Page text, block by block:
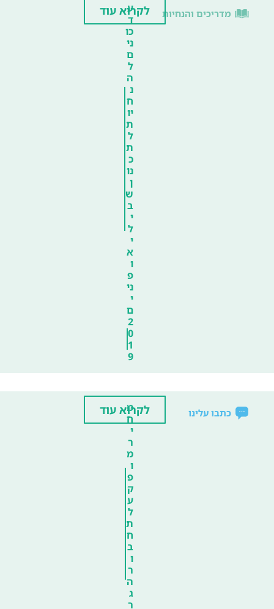
מדריכים והנחיות
ע
ד
כו
ני
ם
ל
ה
נ
ח
יו
ת
ל
ת
כ
נו
ן
ש
ב
י
ל
י
א
ו
פ
ני
י
ם
2
0
1
9
לקרוא עוד
כתבו עלינו
מ
ח
י
ר
מ
ו
פ
ק
ע
ל
ת
ח
ב
ו
ר
ה
ג
ר
לקרוא עוד